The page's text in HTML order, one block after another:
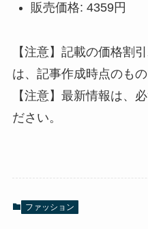
販売価格: 4359円
【注意】記載の価格割
は、記事作成時点のもの
【注意】最新情報は、
ださい。
ファッション